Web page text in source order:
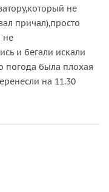
не
причал),просто
не
и бегали искали
погода была плохая
на 11.30